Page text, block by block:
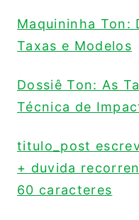
Maquininha Ton:
Taxas e Modelos
Dossiê Ton: As
Técnica de
titulo_post
+ duvida
60 caracteres